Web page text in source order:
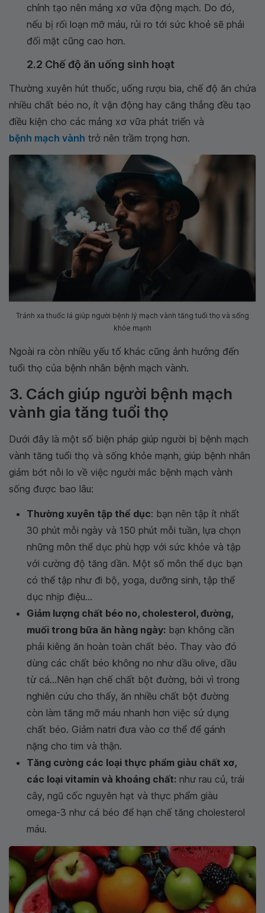
chính tạo nên mảng xơ vữa động mạch. Do đó,
nếu bị rối loạn mỡ máu, rủi ro tới sức khoẻ sẽ phải
đối mặt cũng cao hơn.
2.2 Chế độ ăn uống sinh hoạt
Thường xuyên hút thuốc, uống rượu bia, chế độ ăn chứa
nhiều chất béo no, ít vận động hay căng thẳng đều tạo
điều kiện cho các mảng xơ vữa phát triển và
bệnh mạch vành trở nên trầm trọng hơn.
Tránh xa thuốc lá giúp người bệnh lý mạch vành tăng tuổi thọ và sống
khỏe mạnh
Ngoài ra còn nhiều yếu tố khác cũng ảnh hưởng đến
tuổi thọ của bệnh nhân bệnh mạch vành.
3. Cách giúp người bệnh mạch
vành gia tăng tuổi thọ
Dưới đây là một số biện pháp giúp người bị bệnh mạch
vành tăng tuổi thọ và sống khỏe mạnh, giúp bệnh nhân
giảm bớt nỗi lo về việc người mắc bệnh mạch vành
sống được bao lâu:
Thường xuyên tập thể dục: bạn nên tập ít nhất
30 phút mỗi ngày và 150 phút mỗi tuần, lựa chọn
những môn thể dục phù hợp với sức khỏe và tập
với cường độ tăng dần. Một số môn thể dục bạn
có thể tập như đi bộ, yoga, dưỡng sinh, tập thể
dục nhịp điệu...
Giảm lượng chất béo no, cholesterol, đường,
muối trong bữa ăn hàng ngày: bạn không cần
phải kiêng ăn hoàn toàn chất béo. Thay vào đó
dùng các chất béo không no như dầu olive, dầu
từ cá...Nên hạn chế chất bột đường, bởi vì trong
nghiên cứu cho thấy, ăn nhiều chất bột đường
còn làm tăng mỡ máu nhanh hơn việc sử dụng
chất béo. Giảm natri đưa vào cơ thể để gánh
nặng cho tim và thận.
Tăng cường các loại thực phẩm giàu chất xơ,
các loại vitamin và khoáng chất: như rau củ, trái
cây, ngũ cốc nguyên hạt và thực phẩm giàu
omega-3 như cá béo để hạn chế tăng cholesterol
máu.